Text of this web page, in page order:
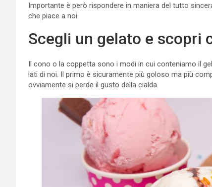
Importante è però rispondere in maniera del tutto
che piace a noi.
Scegli un gelato e scopri
Il cono o la coppetta sono i modi in cui conteniamo il
lati di noi. Il primo è sicuramente più goloso ma più
ovviamente si perde il gusto della cialda.